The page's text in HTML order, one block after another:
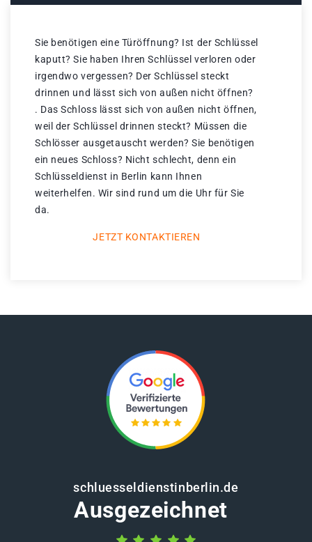
Sie benötigen eine Türöffnung? Ist der Schlüssel
kaputt? Sie haben Ihren Schlüssel verloren oder
irgendwo vergessen? Der Schlüssel steckt
drinnen und lässt sich von außen nicht öffnen?
. Das Schloss lässt sich von außen nicht öffnen,
weil der Schlüssel drinnen steckt? Müssen die
Schlösser ausgetauscht werden? Sie benötigen
ein neues Schloss? Nicht schlecht, denn ein
Schlüsseldienst in Berlin kann Ihnen
weiterhelfen. Wir sind rund um die Uhr für Sie
da.
JETZT KONTAKTIEREN
schluesseldienstinberlin.de
Ausgezeichnet